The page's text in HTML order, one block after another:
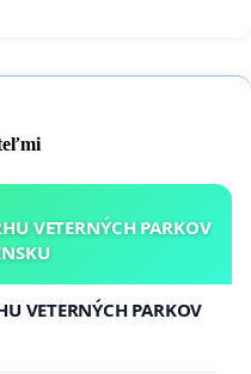
VETERNÝCH PARKOV
VETERNÝCH PARKOV